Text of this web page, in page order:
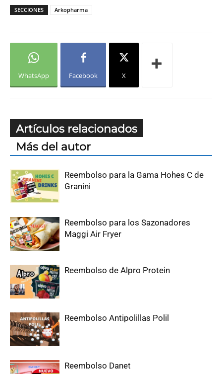
SECCIONES Arkopharma
WhatsApp Facebook X
Artículos relacionados
Más del autor
Reembolso para la Gama Hohes C de
Granini
Reembolso para los Sazonadores
Maggi Air Fryer
Reembolso de Alpro Protein
Reembolso Antipolillas Polil
Reembolso Danet